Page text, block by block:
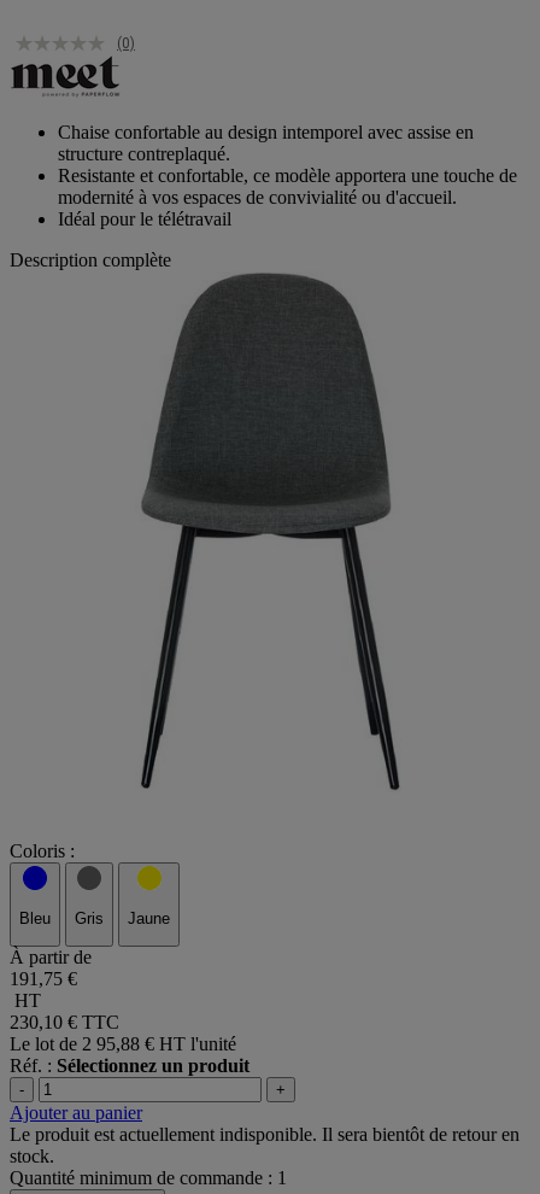
(0)
Chaise confortable au design intemporel avec assise en
structure contreplaqué.
Resistante et confortable, ce modèle apportera une touche de
modernité à vos espaces de convivialité ou d'accueil.
Idéal pour le télétravail
Description complète
Coloris :
Bleu Gris Jaune
À partir de
191,75 €
HT
230,10 € TTC
Le lot de 2 95,88 € HT l'unité
Réf. : Sélectionnez un produit
- +
Ajouter au panier
Le produit est actuellement indisponible. Il sera bientôt de retour en
stock.
Quantité minimum de commande : 1